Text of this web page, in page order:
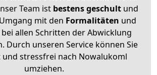
Team ist bestens geschult und
mit den Formalitäten und
allen Schritten der Abwicklung
Durch unseren Service können Sie
stressfrei nach Nowalukoml
umziehen.